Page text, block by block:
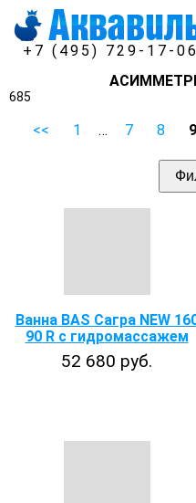
+7 (495) 729-17-06
685
<< 1 … 7 8 9
Ванна BAS Сагра NEW
90 R с гидромассажем
52 680 руб.